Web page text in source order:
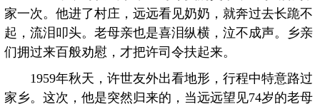
家一次。他进了村庄，远远看见奶奶，就奔过去长跪不
起，流泪叩头。老母亲也是喜泪纵横，泣不成声。乡亲
们拥过来百般劝慰，才把许司令扶起来。
1959年秋天，许世友外出看地形，行程中特意路过
家乡。这次，他是突然归来的，当远远望见74岁的老母